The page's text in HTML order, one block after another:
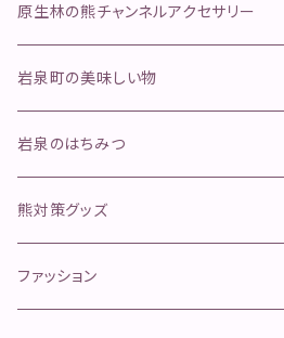
ふきのとう
行者にんにく
舞茸
そのほかのきのこ
金櫛
ペットフード
ジャーキー
ボイル
手作り本革安全首環
マグロ寄り返しリード
オールステンレスリード
原生林の熊チャンネルアクセサリー
岩泉町の美味しい物
天然岩魚
岩泉ヨーグルト
イタチハギの蜂蜜
岩泉のはちみつ
熊対策グッズ
ファッション